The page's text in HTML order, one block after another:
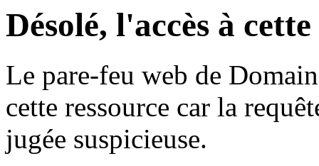
Désolé, l'accès à
Le pare-feu web de
cette ressource car la
jugée suspicieuse.